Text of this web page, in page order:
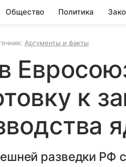
Общество Политика
Аргументы и факты
к
разведки РФ